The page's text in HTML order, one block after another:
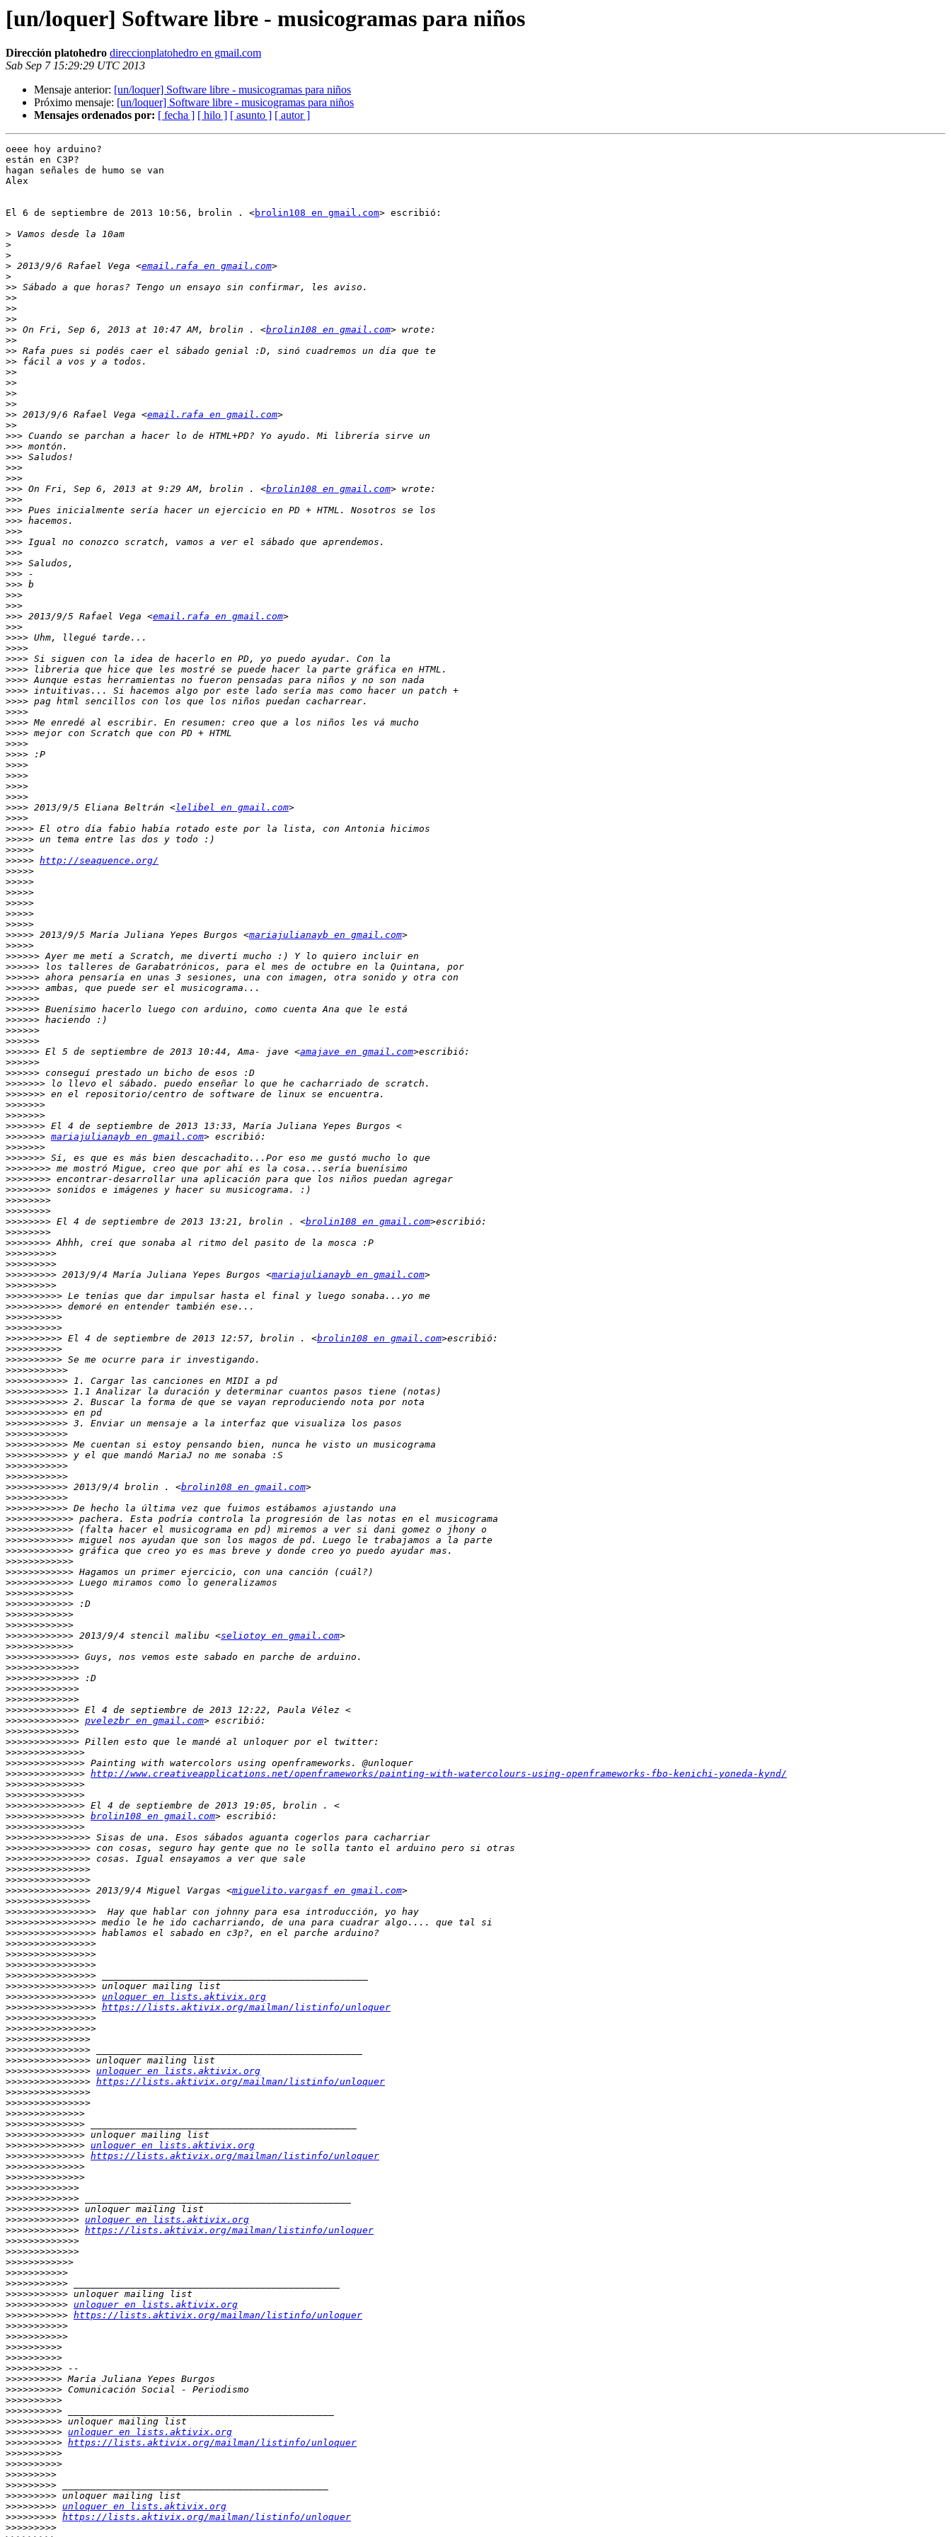
[un/loquer] Software libre - musicogramas para niños
Dirección platohedro direccionplatohedro en gmail.com
Sab Sep 7 15:29:29 UTC 2013
Mensaje anterior: [un/loquer] Software libre - musicogramas para niños
Próximo mensaje: [un/loquer] Software libre - musicogramas para niños
Mensajes ordenados por: [ fecha ] [ hilo ] [ asunto ] [ autor ]
oeee hoy arduino?
están en C3P?
hagan señales de humo se van
Alex
El 6 de septiembre de 2013 10:56, brolin . <brolin108 en gmail.com> escribió:
>
>
>
> 2013/9/6 Rafael Vega <email.rafa en gmail.com
>
>>
>>
>>
>>
>> On Fri, Sep 6, 2013 at 10:47 AM, brolin . <brolin108 en gmail.com
>>
>>
>>
>>
>>
>>
>>
>> 2013/9/6 Rafael Vega <email.rafa en gmail.com
>>
>>>
>>>
>>>
>>>
>>>
>>> On Fri, Sep 6, 2013 at 9:29 AM, brolin . <brolin108 en gmail.com
>>>
>>>
>>>
>>>
>>>
>>>
>>>
>>>
>>>
>>>
>>>
>>> 2013/9/5 Rafael Vega <email.rafa en gmail.com
>>>
>>>>
>>>>
>>>>
>>>>
>>>>
>>>>
>>>>
>>>>
>>>>
>>>>
>>>>
>>>>
>>>>
>>>>
>>>>
>>>>
>>>> 2013/9/5 Eliana Beltrán <lelibel en gmail.com
>>>>
>>>>>
>>>>>
>>>>>
>>>>> http://seaquence.org/
>>>>>
>>>>>
>>>>>
>>>>>
>>>>>
>>>>>
>>>>> 2013/9/5 María Juliana Yepes Burgos <mariajulianayb en gmail.com
>>>>>
>>>>>>
>>>>>>
>>>>>>
>>>>>>
>>>>>>
>>>>>>
>>>>>>
>>>>>>
>>>>>>
>>>>>> El 5 de septiembre de 2013 10:44, Ama- jave <amajave en gmail.com
>>>>>>
>>>>>>
>>>>>>>
>>>>>>>
>>>>>>>
>>>>>>>
>>>>>>>
>>>>>>> mariajulianayb en gmail.com
>>>>>>>
>>>>>>>
>>>>>>>>
>>>>>>>>
>>>>>>>>
>>>>>>>>
>>>>>>>>
>>>>>>>> El 4 de septiembre de 2013 13:21, brolin . <brolin108 en gmail.com
>>>>>>>>
>>>>>>>>
>>>>>>>>>
>>>>>>>>>
>>>>>>>>> 2013/9/4 María Juliana Yepes Burgos <mariajulianayb en gmail.com
>>>>>>>>>
>>>>>>>>>>
>>>>>>>>>>
>>>>>>>>>>
>>>>>>>>>>
>>>>>>>>>> El 4 de septiembre de 2013 12:57, brolin . <brolin108 en gmail.com
>>>>>>>>>>
>>>>>>>>>>
>>>>>>>>>>>
>>>>>>>>>>>
>>>>>>>>>>>
>>>>>>>>>>>
>>>>>>>>>>>
>>>>>>>>>>>
>>>>>>>>>>>
>>>>>>>>>>>
>>>>>>>>>>>
>>>>>>>>>>>
>>>>>>>>>>>
>>>>>>>>>>> 2013/9/4 brolin . <brolin108 en gmail.com
>>>>>>>>>>>
>>>>>>>>>>>
>>>>>>>>>>>>
>>>>>>>>>>>>
>>>>>>>>>>>>
>>>>>>>>>>>>
>>>>>>>>>>>>
>>>>>>>>>>>>
>>>>>>>>>>>>
>>>>>>>>>>>>
>>>>>>>>>>>>
>>>>>>>>>>>>
>>>>>>>>>>>>
>>>>>>>>>>>> 2013/9/4 stencil malibu <seliotoy en gmail.com
>>>>>>>>>>>>
>>>>>>>>>>>>>
>>>>>>>>>>>>>
>>>>>>>>>>>>>
>>>>>>>>>>>>>
>>>>>>>>>>>>>
>>>>>>>>>>>>>
>>>>>>>>>>>>> pvelezbr en gmail.com
>>>>>>>>>>>>>
>>>>>>>>>>>>>
>>>>>>>>>>>>>>
>>>>>>>>>>>>>>
>>>>>>>>>>>>>> http://www.creativeapplications.net/openframeworks/painting-with-watercolours-using-openframeworks-fbo-kenichi-yoneda-kynd/
>>>>>>>>>>>>>>
>>>>>>>>>>>>>>
>>>>>>>>>>>>>>
>>>>>>>>>>>>>> brolin108 en gmail.com
>>>>>>>>>>>>>>
>>>>>>>>>>>>>>>
>>>>>>>>>>>>>>>
>>>>>>>>>>>>>>>
>>>>>>>>>>>>>>>
>>>>>>>>>>>>>>>
>>>>>>>>>>>>>>> 2013/9/4 Miguel Vargas <miguelito.vargasf en gmail.com
>>>>>>>>>>>>>>>
>>>>>>>>>>>>>>>>
>>>>>>>>>>>>>>>>
>>>>>>>>>>>>>>>>
>>>>>>>>>>>>>>>>
>>>>>>>>>>>>>>>>
>>>>>>>>>>>>>>>>
>>>>>>>>>>>>>>>>
>>>>>>>>>>>>>>>>
>>>>>>>>>>>>>>>> unloquer en lists.aktivix.org
>>>>>>>>>>>>>>>> https://lists.aktivix.org/mailman/listinfo/unloquer
>>>>>>>>>>>>>>>>
>>>>>>>>>>>>>>>>
>>>>>>>>>>>>>>>
>>>>>>>>>>>>>>>
>>>>>>>>>>>>>>>
>>>>>>>>>>>>>>> unloquer en lists.aktivix.org
>>>>>>>>>>>>>>> https://lists.aktivix.org/mailman/listinfo/unloquer
>>>>>>>>>>>>>>>
>>>>>>>>>>>>>>>
>>>>>>>>>>>>>>
>>>>>>>>>>>>>>
>>>>>>>>>>>>>>
>>>>>>>>>>>>>> unloquer en lists.aktivix.org
>>>>>>>>>>>>>> https://lists.aktivix.org/mailman/listinfo/unloquer
>>>>>>>>>>>>>>
>>>>>>>>>>>>>>
>>>>>>>>>>>>>
>>>>>>>>>>>>>
>>>>>>>>>>>>>
>>>>>>>>>>>>> unloquer en lists.aktivix.org
>>>>>>>>>>>>> https://lists.aktivix.org/mailman/listinfo/unloquer
>>>>>>>>>>>>>
>>>>>>>>>>>>>
>>>>>>>>>>>>
>>>>>>>>>>>
>>>>>>>>>>>
>>>>>>>>>>>
>>>>>>>>>>> unloquer en lists.aktivix.org
>>>>>>>>>>> https://lists.aktivix.org/mailman/listinfo/unloquer
>>>>>>>>>>>
>>>>>>>>>>>
>>>>>>>>>>
>>>>>>>>>>
>>>>>>>>>>
>>>>>>>>>>
>>>>>>>>>>
>>>>>>>>>>
>>>>>>>>>>
>>>>>>>>>>
>>>>>>>>>> unloquer en lists.aktivix.org
>>>>>>>>>> https://lists.aktivix.org/mailman/listinfo/unloquer
>>>>>>>>>>
>>>>>>>>>>
>>>>>>>>>
>>>>>>>>>
>>>>>>>>>
>>>>>>>>> unloquer en lists.aktivix.org
>>>>>>>>> https://lists.aktivix.org/mailman/listinfo/unloquer
>>>>>>>>>